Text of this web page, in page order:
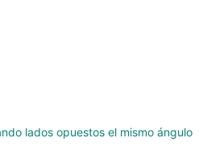
lados opuestos el mismo ángulo